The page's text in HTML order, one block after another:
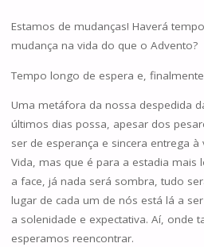
Estamos de mudanças! Haverá
mudança na vida do que o Advento?
Tempo longo de espera e,
Uma metáfora da nossa despedida
últimos dias possa, apesar dos
ser de esperança e sincera entrega
Vida, mas que é para a estadia mais
a face, já nada será sombra, tudo
lugar de cada um de nós está lá a
a solenidade e expectativa. Aí, onde
esperamos reencontrar.